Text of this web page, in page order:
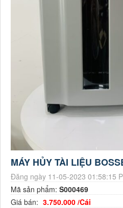
MÁY HỦY TÀI LIỆU
Đăng ngày 11-05-2023 01:58:15
Mã sản phẩm: S000469
Giá bán: 3.750.000 /Cái